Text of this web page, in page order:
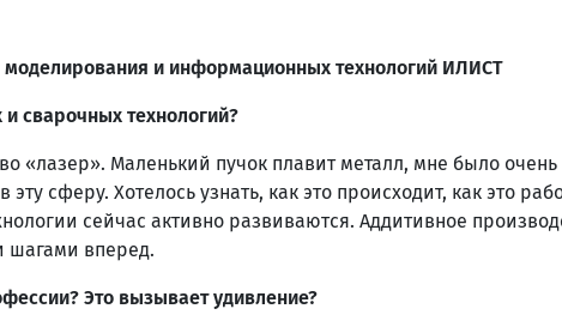
моделирования и информационных технологий ИЛИСТ
сварочных технологий?
«лазер». Маленький пучок плавит металл, мне было очень
сферу. Хотелось узнать, как это происходит, как это
сейчас активно развиваются. Аддитивное
шагами вперед.
Это вызывает удивление?